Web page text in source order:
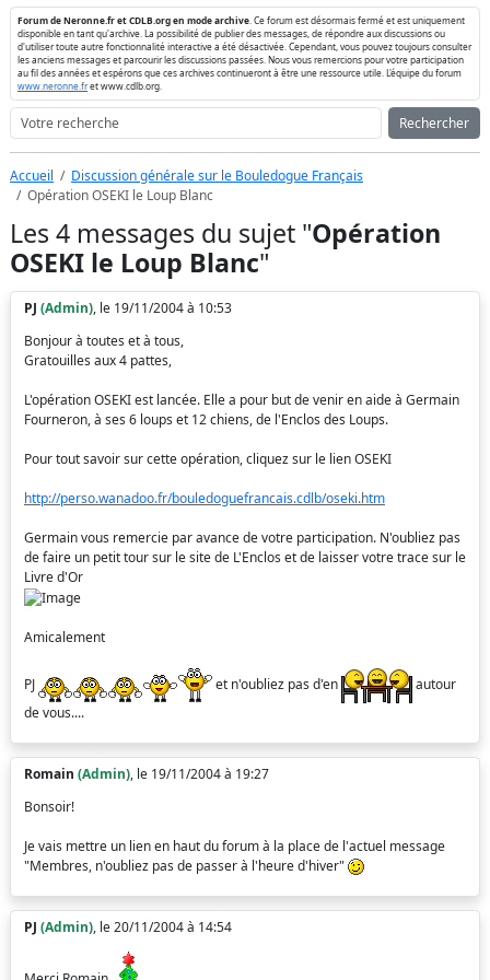
Forum de Neronne.fr et CDLB.org en mode archive . Ce forum est désormais fermé et est uniquement
disponible en tant qu'archive. La possibilité de publier des messages, de répondre aux discussions ou
d'utiliser toute autre fonctionnalité interactive a été désactivée. Cependant, vous pouvez toujours consulter
les anciens messages et parcourir les discussions passées. Nous vous remercions pour votre participation
au fil des années et espérons que ces archives continueront à être une ressource utile. L'équipe du forum
www.neronne.fret www.cdlb.org.
Rechercher
Accueil
Discussion générale sur le Bouledogue Français
Opération OSEKI le Loup Blanc
Les 4 messages du sujet "Opération
OSEKI le Loup Blanc"
PJ (Admin), le 19/11/2004 à 10:53
Bonjour à toutes et à tous,
Gratouilles aux 4 pattes,
L'opération OSEKI est lancée. Elle a pour but de venir en aide à Germain
Fourneron, à ses 6 loups et 12 chiens, de l'Enclos des Loups.
Pour tout savoir sur cette opération, cliquez sur le lien OSEKI
http://perso.wanadoo.fr/bouledoguefrancais.cdlb/oseki.htm
Germain vous remercie par avance de votre participation. N'oubliez pas
de faire un petit tour sur le site de L'Enclos et de laisser votre trace sur le
Livre d'Or
Amicalement
PJ et n'oubliez pas d'en
autour
de vous....
Romain (Admin), le 19/11/2004 à 19:27
Bonsoir!
Je vais mettre un lien en haut du forum à la place de l'actuel message
"Membres, n'oubliez pas de passer à l'heure d'hiver"
PJ (Admin), le 20/11/2004 à 14:54